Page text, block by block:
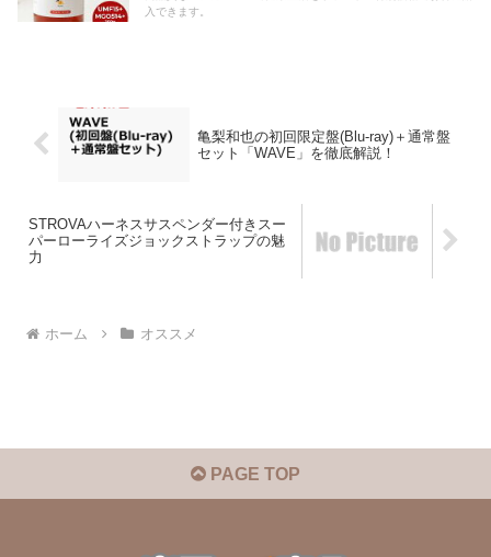
入できます。
亀梨和也の初回限定盤(Blu-ray)＋通常盤
セット「WAVE」を徹底解説！
STROVAハーネスサスペンダー付きスー
パーローライズジョックストラップの魅
力
ホーム オススメ
PAGE TOP